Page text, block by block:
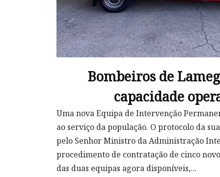
Bombeiros de
capacidade
Uma nova Equipa de Intervenção
ao serviço da população. O protocolo da
pelo Senhor Ministro da Administração
procedimento de contratação de cinco
das duas equipas agora disponíveis,...